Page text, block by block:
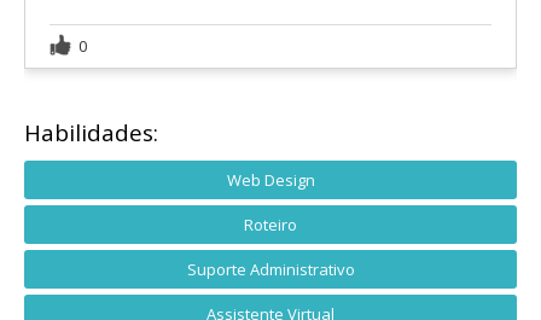
0
Habilidades:
Web Design
Roteiro
Suporte Administrativo
Assistente Virtual